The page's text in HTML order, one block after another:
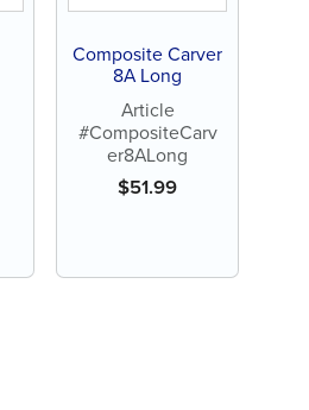
Composite Carver
8A Long
Article
#CompositeCarv
er8ALong
$51.99